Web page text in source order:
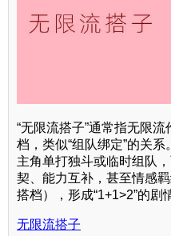
“无限流搭子”通常指无限
档，类似“组队绑定”的关
主角单打独斗或临时组队
契、能力互补，甚至情感
搭档），形成“1+1>2”的剧
无限流搭子